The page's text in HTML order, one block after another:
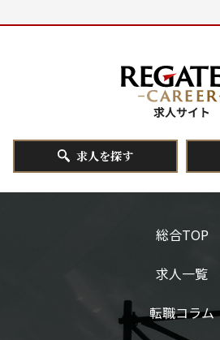
求人を探す
総合TOP
求人一覧
転職コラム